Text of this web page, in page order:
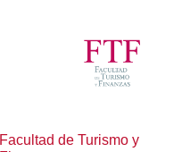
Facultad de Turismo y